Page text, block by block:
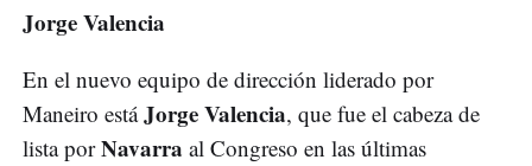
Jorge Valencia
En el nuevo equipo de dirección liderado por
Maneiro estáJorge Valencia, que fue el cabeza de
lista porNavarra al Congreso en las últimas